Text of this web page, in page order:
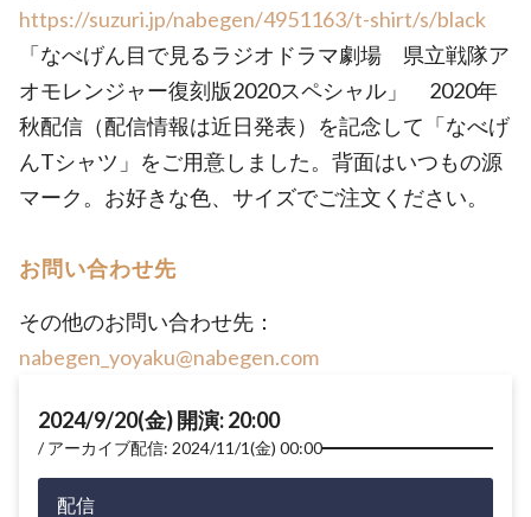
https://suzuri.jp/nabegen/4951163/t-shirt/s/black
「なべげん目で見るラジオドラマ劇場 県立戦隊ア
オモレンジャー復刻版2020スペシャル」 2020年
秋配信（配信情報は近日発表）を記念して「なべげ
んTシャツ」をご用意しました。背面はいつもの源
マーク。お好きな色、サイズでご注文ください。
お問い合わせ先
その他のお問い合わせ先：
nabegen_yoyaku@nabegen.com
2024/9/20(金) 開演: 20:00
アーカイブ配信: 2024/11/1(金) 00:00
配信